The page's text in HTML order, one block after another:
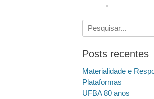
Pesquisar
por:
Posts recentes
Materialidade e
Plataformas
UFBA 80 anos